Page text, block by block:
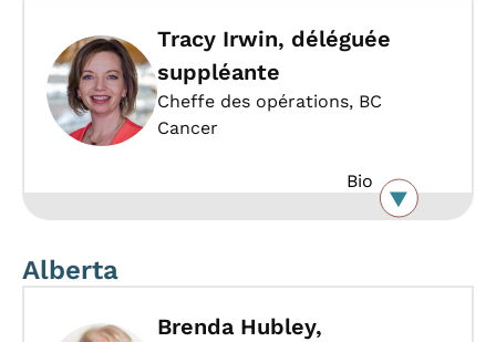
Tracy Irwin, déléguée
suppléante
Cheffe des opérations, BC
Cancer
Bio
Alberta
Brenda Hubley,